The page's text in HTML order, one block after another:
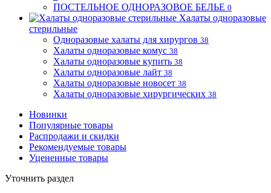
ПОСТЕЛЬНОЕ ОДНОРАЗОВОЕ БЕЛЬЕ 0
Халаты одноразовые
стерильные
Одноразовые халаты для хирургов 38
Халаты одноразовые комус 38
Халаты одноразовые купить 38
Халаты одноразовые лайт 38
Халаты одноразовые новосет 38
Халаты одноразовые хирургических 38
Новинки
Популярные товары
Распродажи и скидки
Рекомендуемые товары
Уцененные товары
Уточнить раздел